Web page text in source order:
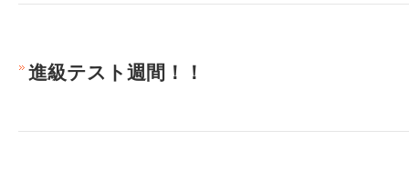
進級テスト週間！！